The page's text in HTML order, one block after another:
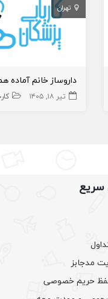
داروخانه و داروساز
تهران
تیر ۱۸, ۱۴۰۵
مدجابز
حریم خصوصی